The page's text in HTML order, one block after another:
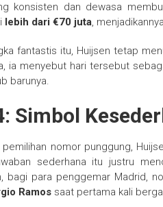
konsisten dan dewasa
lebih dari €70 juta, menjadikannya
fantastis itu, Huijsen tetap
ia menyebut hari tersebut
barunya.
Simbol
nomor punggung,
sederhana itu justru
bagi para penggemar Madrid,
Ramos saat pertama kali